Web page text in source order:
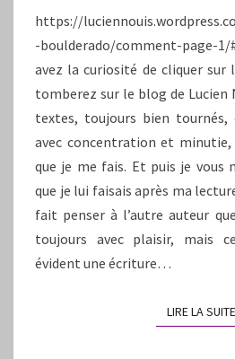
https://
-boulderado/comment-page-1/
avez la curiosité de cliquer sur
tomberez sur le blog de Lucien
textes, toujours bien tournés,
avec concentration et minutie,
que je me fais. Et puis je vous
que je lui faisais après ma
fait penser à l’autre auteur
toujours avec plaisir, mais
évident une écriture…
LIRE LA SUITE